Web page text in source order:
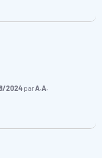
2024 parA.A.